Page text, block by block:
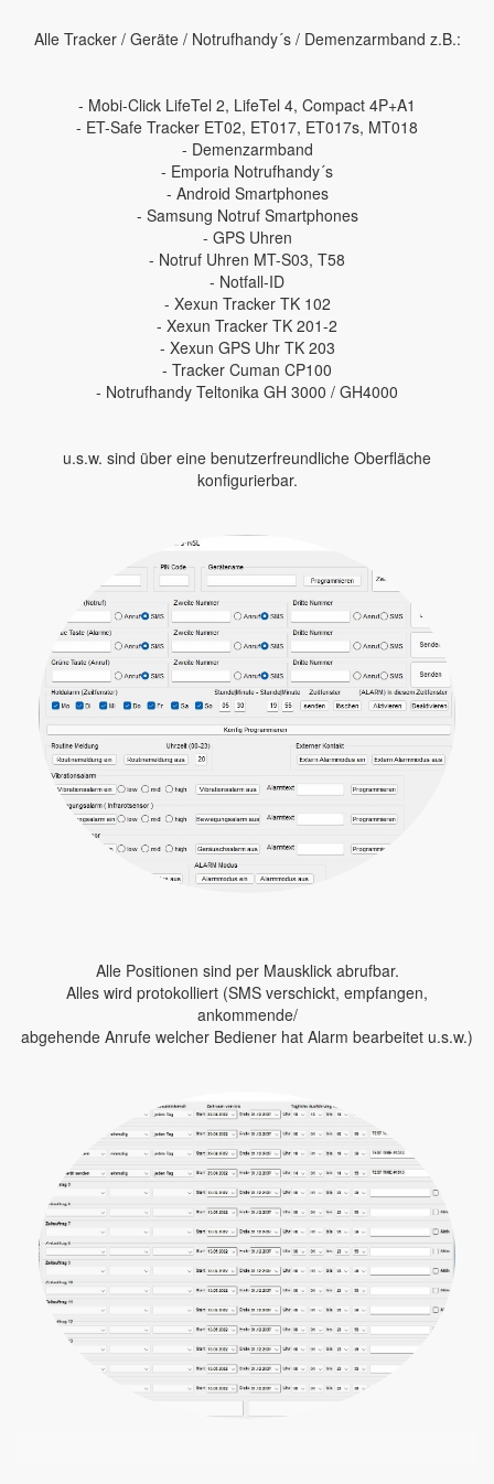
Alle Tracker / Geräte / Notrufhandy´s / Demenzarmband z.B.:
- Mobi-Click LifeTel 2, LifeTel 4, Compact 4P+A1
- ET-Safe Tracker ET02, ET017, ET017s, MT018
- Demenzarmband
- Emporia Notrufhandy´s
- Android Smartphones
- Samsung Notruf Smartphones
- GPS Uhren
- Notruf Uhren MT-S03, T58
- Notfall-ID
- Xexun Tracker TK 102
- Xexun Tracker TK 201-2
- Xexun GPS Uhr TK 203
- Tracker Cuman CP100
- Notrufhandy Teltonika GH 3000 / GH4000
u.s.w. sind über eine benutzerfreundliche Oberfläche
konfigurierbar.
Alle Positionen sind per Mausklick abrufbar.
Alles wird protokolliert (SMS verschickt, empfangen,
ankommende/
abgehende Anrufe welcher Bediener hat Alarm bearbeitet u.s.w.)